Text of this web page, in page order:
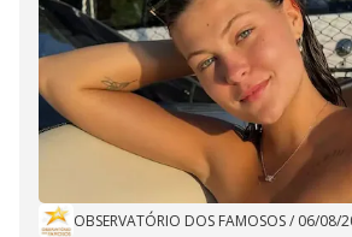
OBSERVATÓRIO DOS FAMOSOS/ 06/08/